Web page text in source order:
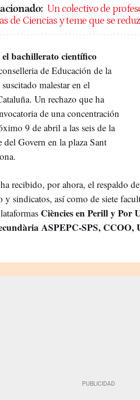
Un colectivo de
de Ciencias y teme que se
el bachillerato científico
de Educación de la
malestar en el
Un rechazo que ha
de una concentración
9 de abril a las seis de la
del Govern en la plaza Sant
recibido, por ahora, el respaldo
sindicatos, así como de siete
Ciències en Perill y Por
ASPEPC-SPS, CCOO,